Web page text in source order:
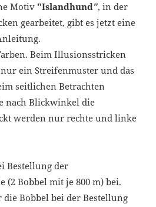
Motiv "Islandhund", in der
gearbeitet, gibt es jetzt eine
Beim Illusionsstricken
ein Streifenmuster und das
seitlichen Betrachten
nach Blickwinkel die
werden nur rechte und linke
Bestellung der
(2 Bobbel mit je 800 m) bei.
Bobbel bei der Bestellung